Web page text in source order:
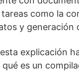
como la
y generación
explicación
es un